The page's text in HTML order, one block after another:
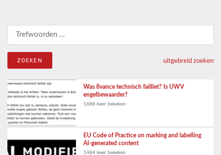
Zoeken naar:
uitgebreid zoeken
Was 8vance technisch failliet? Is UWV
engelbewaarder?
1688 keer bekeken
EU Code of Practice on marking and labelling
AI-generated content
1484 keer bekeken